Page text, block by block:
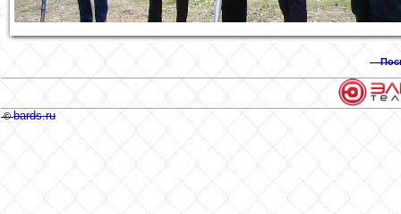
©bards.ru